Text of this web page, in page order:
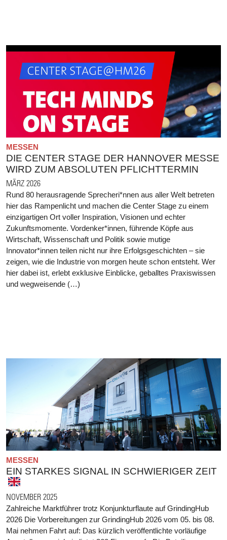
MESSEN
DIE CENTER STAGE DER HANNOVER MESSE
WIRD ZUM ABSOLUTEN PFLICHTTERMIN
MÄRZ 2026
Rund 80 herausragende Sprecheri*nnen aus aller Welt betreten
hier das Rampenlicht und machen die Center Stage zu einem
einzigartigen Ort voller Inspiration, Visionen und echter
Zukunftsmomente. Vordenker*innen, führende Köpfe aus
Wirtschaft, Wissenschaft und Politik sowie mutige
Innovator*innen teilen nicht nur ihre Erfolgsgeschichten – sie
zeigen, wie die Industrie von morgen heute schon entsteht. Wer
hier dabei ist, erlebt exklusive Einblicke, geballtes Praxiswissen
und wegweisende (…)
MESSEN
EIN STARKES SIGNAL IN SCHWIERIGER ZEIT
NOVEMBER 2025
Zahlreiche Marktführer trotz Konjunkturflaute auf GrindingHub
2026 Die Vorbereitungen zur GrindingHub 2026 vom 05. bis 08.
Mai nehmen Fahrt auf: Das kürzlich veröffentlichte vorläufige